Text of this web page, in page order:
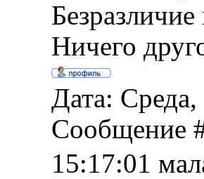
Ничего
Дата:
Сообщение
15:17:01